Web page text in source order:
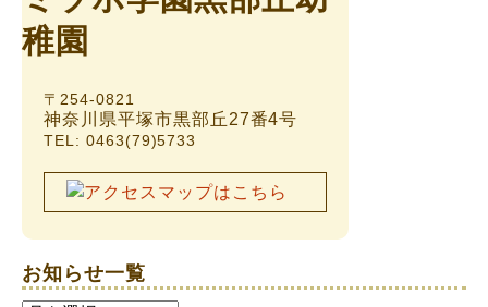
〒254-0821
神奈川県平塚市黒部丘27番4号
TEL: 0463(79)5733
お知らせ一覧